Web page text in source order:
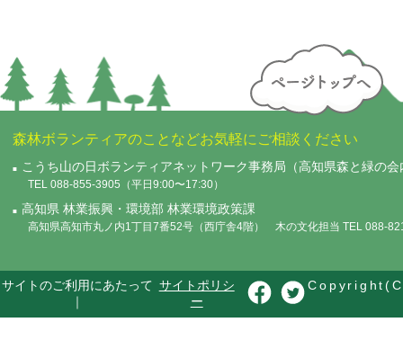
森林ボランティアのことなどお気軽にご相談ください
こうち山の日ボランティアネットワーク事務局（高知県森と緑の会
TEL 088-855-3905（平日9:00〜17:30）
高知県 林業振興・環境部 林業環境政策課
高知県高知市丸ノ内1丁目7番52号（西庁舎4階） 木の文化担当 TEL 088-
サイトのご利用にあたって
｜
サイトポリシ
ー